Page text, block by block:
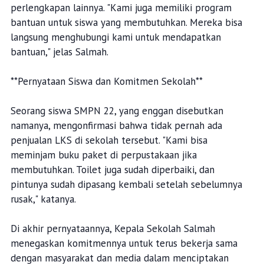
perlengkapan lainnya. "Kami juga memiliki program
bantuan untuk siswa yang membutuhkan. Mereka bisa
langsung menghubungi kami untuk mendapatkan
bantuan," jelas Salmah.
**Pernyataan Siswa dan Komitmen Sekolah**
Seorang siswa SMPN 22, yang enggan disebutkan
namanya, mengonfirmasi bahwa tidak pernah ada
penjualan LKS di sekolah tersebut. "Kami bisa
meminjam buku paket di perpustakaan jika
membutuhkan. Toilet juga sudah diperbaiki, dan
pintunya sudah dipasang kembali setelah sebelumnya
rusak," katanya.
Di akhir pernyataannya, Kepala Sekolah Salmah
menegaskan komitmennya untuk terus bekerja sama
dengan masyarakat dan media dalam menciptakan